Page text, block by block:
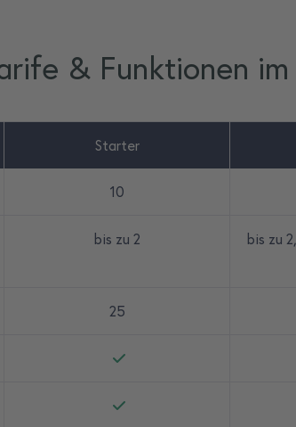
& Funktionen
Starter
10
bis zu 2
bis zu
25